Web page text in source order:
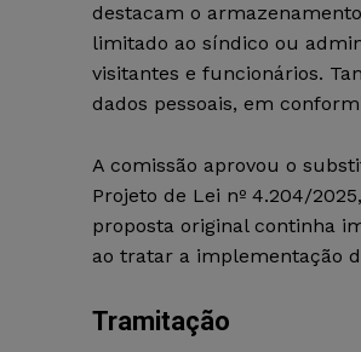
destacam o
limitado ao síndico ou
visitantes e funcionários.
dados pessoais, em
A comissão aprovou o
Projeto de Lei nº 4.204/
proposta original continha
ao tratar a implementação
Tramitação